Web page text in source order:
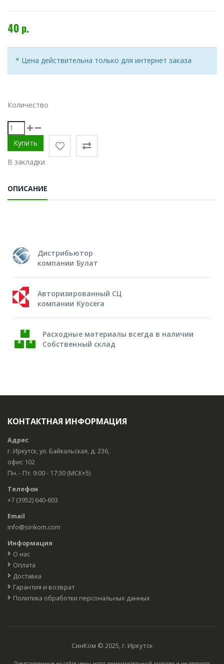
40 р.
* Цена действительна только для интернет заказа
Количество
В закладки
ОПИСАНИЕ
Дистрибьютор
компании Булат
Авторизированный СЦ
компании Kyocera
Расходные материалы всегда в наличии
Собственный склад
КОНТАКТНАЯ ИНФОРМАЦИЯ
Адрес
г. Иркутск, ул. Байкальская, д. 236,
офис 102
Пн. - Пт. 9:00 - 17:30 (МСК+5)
Телефон
+7 (3952) 640-603
Email
info@sinkom.com
Информация
О нас
Оплата
Доставка
Гарантия и возврат
Политика обработки персональных данных
СинКом © 2025, г. Иркутск